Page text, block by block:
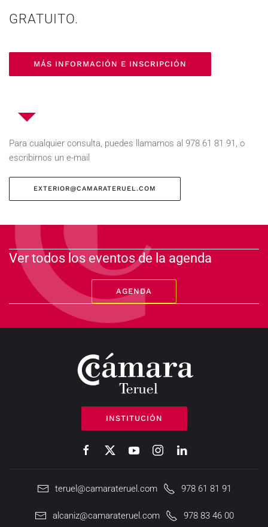
GRATUITO.
MÁS INFORMACIÓN E INSCRIPCIÓN
Para cualquier consulta, puedes llamarnos al 978 61 81 91, o
escribirnos un e-mail
EXTERIOR@CAMARATERUEL.COM
Ver todos los eventos de la agenda
AGENDA
INSTITUCIÓN
teruel@camarateruel.com 978 61 81 91
alcaniz@camarateruel.com 978 83 46 00